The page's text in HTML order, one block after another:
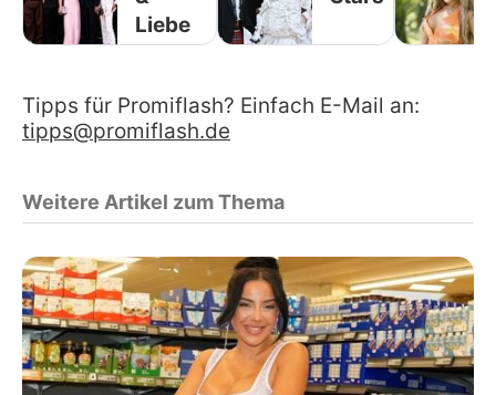
Liebe
Tipps für Promiflash? Einfach E-Mail an:
tipps@promiflash.de
Weitere Artikel zum Thema